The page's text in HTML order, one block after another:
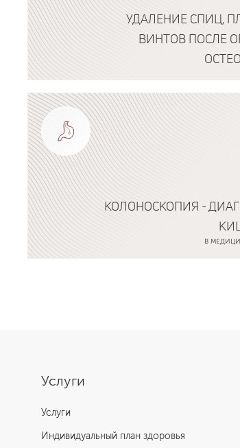
УДАЛЕНИЕ СПИЦ,
ВИНТОВ ПОСЛЕ
Подробнее о программе
КОЛОНОСКОПИЯ -
В
Услуги
Услуги
Индивидуальный план здоровья